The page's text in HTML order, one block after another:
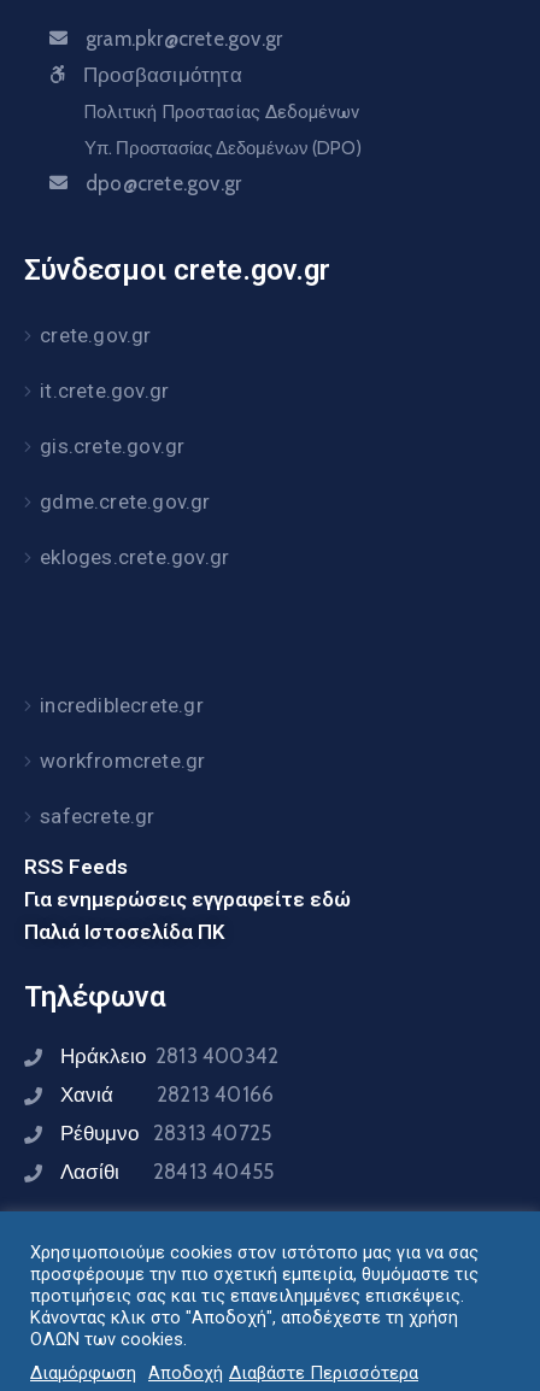
gram.pkr@crete.gov.gr
Προσβασιμότητα
Πολιτική Προστασίας Δεδομένων
Υπ. Προστασίας Δεδομένων (DPO)
dpo@crete.gov.gr
Σύνδεσμοι crete.gov.gr
crete.gov.gr
it.crete.gov.gr
gis.crete.gov.gr
gdme.crete.gov.gr
ekloges.crete.gov.gr
incrediblecrete.gr
workfromcrete.gr
safecrete.gr
RSS Feeds
Για ενημερώσεις εγγραφείτε εδώ
Παλιά Ιστοσελίδα ΠΚ
Τηλέφωνα
Ηράκλειο 2813 400342
Χανιά 28213 40166
Ρέθυμνο 28313 40725
Λασίθι 28413 40455
Συνδεθείτε μαζί μας
Διακυβέρνησης Περιφέρειας Κρήτης © 2024
Χρησιμοποιούμε cookies στον ιστότοπο μας για να σας
προσφέρουμε την πιο σχετική εμπειρία, θυμόμαστε τις
προτιμήσεις σας και τις επανειλημμένες επισκέψεις.
Κάνοντας κλικ στο "Αποδοχή", αποδέχεστε τη χρήση
ΟΛΩΝ των cookies.
Διαμόρφωση
Αποδοχή Διαβάστε Περισσότερα